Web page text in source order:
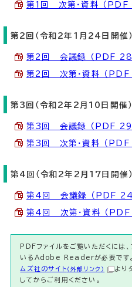
第1回 次第・資料 （PDF
第2回（令和2年1月24日開催）
第2回 会議録 （PDF
第2回 次第・資料 （
第3回（令和2年2月10日開催）
第3回 会議録 （PDF
第3回 次第・資料 （
第4回（令和2年2月17日開催）
第4回 会議録 （PDF
第4回 次第・資料 （
PDFファイルをご覧いただくには
いるAdobe Readerが必要です。
ムズ社のサイト （外部リンク）
より
してからご利用ください。